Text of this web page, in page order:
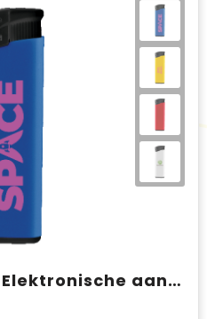
Go Fixflame Piezo Elektronische aansteker HC, navulbaar